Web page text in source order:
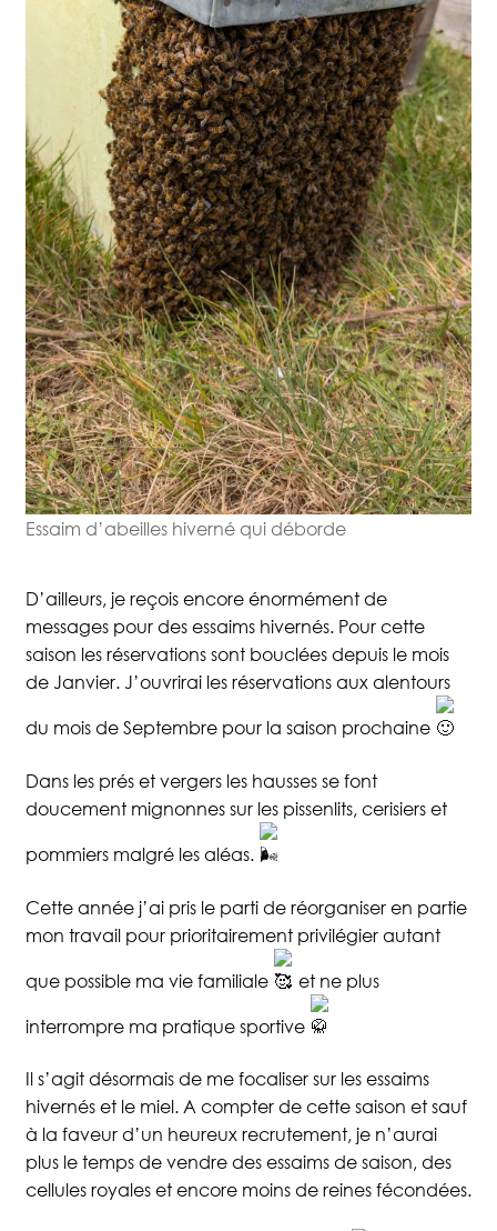
Essaim d’abeilles hiverné qui déborde
D’ailleurs, je reçois encore énormément de
messages pour des essaims hivernés. Pour cette
saison les réservations sont bouclées depuis le mois
de Janvier. J’ouvrirai les réservations aux alentours
du mois de Septembre pour la saison prochaine
Dans les prés et vergers les hausses se font
doucement mignonnes sur les pissenlits, cerisiers et
pommiers malgré les aléas.
Cette année j’ai pris le parti de réorganiser en partie
mon travail pour prioritairement privilégier autant
que possible ma vie familiale
et ne plus
interrompre ma pratique sportive
Il s’agit désormais de me focaliser sur les essaims
hivernés et le miel. A compter de cette saison et sauf
à la faveur d’un heureux recrutement, je n’aurai
plus le temps de vendre des essaims de saison, des
cellules royales et encore moins de reines fécondées.